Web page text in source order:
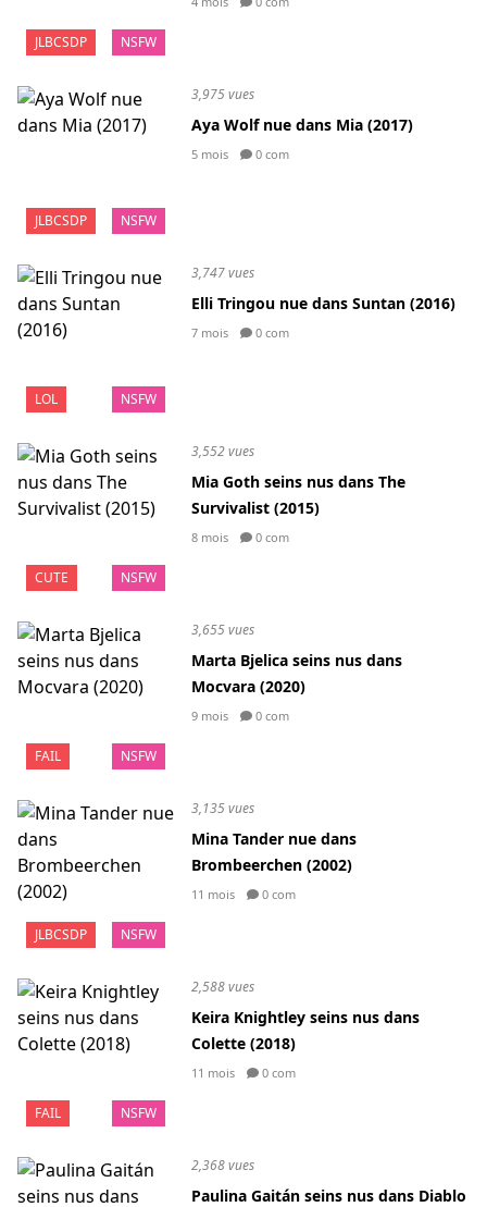
JLBCSDP NSFW
JLBCSDP NSFW
3,975 vues
Aya Wolf nue dans Mia (2017)
5 mois 0 com
LOL NSFW
3,747 vues
Elli Tringou nue dans Suntan (2016)
7 mois 0 com
CUTE NSFW
3,552 vues
Mia Goth seins nus dans The
Survivalist (2015)
8 mois 0 com
FAIL NSFW
3,655 vues
Marta Bjelica seins nus dans
Mocvara (2020)
9 mois 0 com
JLBCSDP NSFW
3,135 vues
Mina Tander nue dans
Brombeerchen (2002)
11 mois 0 com
FAIL NSFW
2,588 vues
Keira Knightley seins nus dans
Colette (2018)
11 mois 0 com
2,368 vues
Paulina Gaitán seins nus dans Diablo